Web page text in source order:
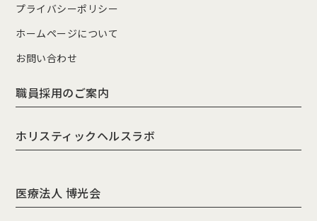
プライバシーポリシー
ホームページについて
お問い合わせ
職員採用のご案内
ホリスティックヘルスラボ
医療法人 博光会